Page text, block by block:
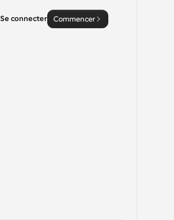
Se connecter Commencer